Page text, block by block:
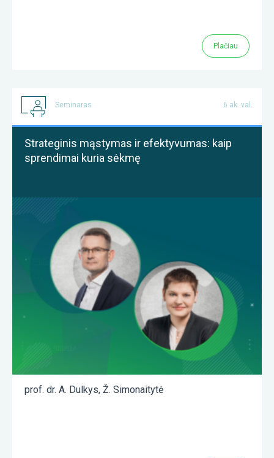
Plačiau
Seminaras 6 ak. val.
Strateginis mąstymas ir efektyvumas: kaip
sprendimai kuria sėkmę
prof. dr. A. Dulkys, Ž. Simonaitytė